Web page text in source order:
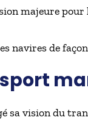
majeure pour
navires de
sa vision du